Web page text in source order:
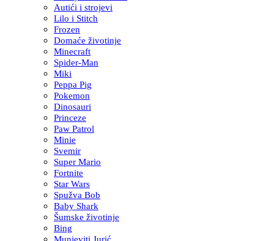
Autići i strojevi
Lilo i Stitch
Frozen
Domaće životinje
Minecraft
Spider-Man
Miki
Peppa Pig
Pokemon
Dinosauri
Princeze
Paw Patrol
Minie
Svemir
Super Mario
Fortnite
Star Wars
Spužva Bob
Baby Shark
Šumske životinje
Bing
Munjeviti Jurić